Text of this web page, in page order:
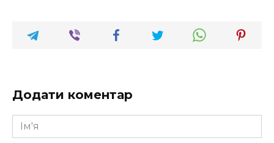
Додати коментар
Ім'я
*